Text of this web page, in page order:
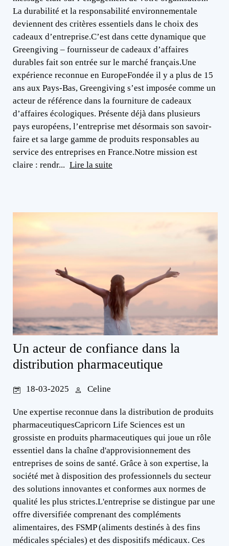
La durabilité et la responsabilité environnementale
deviennent des critères essentiels dans le choix des
cadeaux d’entreprise.C’est dans cette dynamique que
Greengiving – fournisseur de cadeaux d’affaires
durables fait son entrée sur le marché français.Une
expérience reconnue en EuropeFondée il y a plus de 15
ans aux Pays-Bas, Greengiving s’est imposée comme un
acteur de référence dans la fourniture de cadeaux
d’affaires écologiques. Présente déjà dans plusieurs
pays européens, l’entreprise met désormais son savoir-
faire et sa large gamme de produits responsables au
service des entreprises en France.Notre mission est
claire : rendr... Lire la suite
Un acteur de confiance dans la
distribution pharmaceutique
18-03-2025 Celine
Une expertise reconnue dans la distribution de produits
pharmaceutiquesCapricorn Life Sciences est un
grossiste en produits pharmaceutiques qui joue un rôle
essentiel dans la chaîne d'approvisionnement des
entreprises de soins de santé. Grâce à son expertise, la
société met à disposition des professionnels du secteur
des solutions innovantes et conformes aux normes de
qualité les plus strictes.L'entreprise se distingue par une
offre diversifiée comprenant des compléments
alimentaires, des FSMP (aliments destinés à des fins
médicales spéciales) et des dispositifs médicaux. Ces